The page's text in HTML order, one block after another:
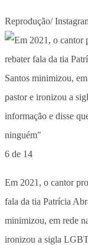
Reprodução/
6 de 14
Em 2021, o cantor
fala da tia Patrícia
minimizou, em rede
ironizou a sigla